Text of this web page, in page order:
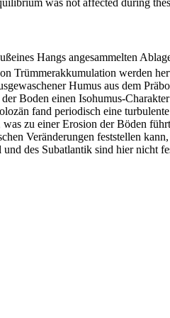
Hangs angesammelten
Trümmerakkumulation werden
Humus aus dem
Boden einen Isohumus-
fand periodisch eine
zu einer Erosion der Böden
Veränderungen feststellen
des Subatlantik sind hier